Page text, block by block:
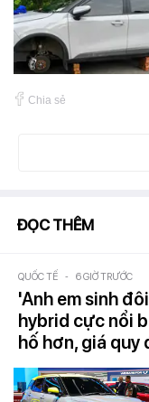
Chia sẻ
ĐỌC THÊM
QUỐC TẾ - 6 GIỜ TRƯỚC
'Anh em sinh
hybrid cực nổi
hố hơn, giá